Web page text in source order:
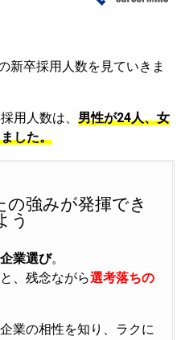
新卒採用人数を見ていきま
用人数は、 男性が24人、女
した。
の強みが発揮でき
う
業選び。
、残念ながら選考落ちの
業の相性を知り、ラクに